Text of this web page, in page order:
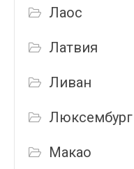
Лаос
Латвия
Ливан
Люксембург
Макао